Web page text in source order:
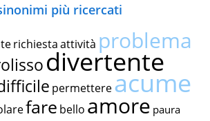
più ricercati
richiestaattività problema
divertente
permettereacume
fare bello amore paura